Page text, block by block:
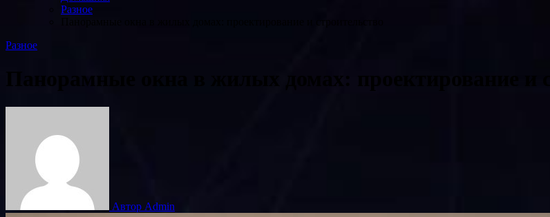
Разное
Разное
Автор Admin